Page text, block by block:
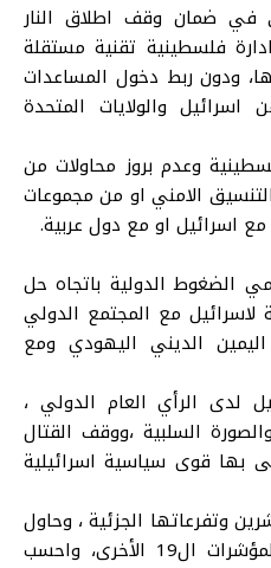
في ضمان وقف اطلاق النار
فلسطينية تقنية مستقلة
ودون ربط دخول المساعدات
والولايات المتحدة
وعدم بروز محاولات من
الامني او من مجموعات
اسرائيل او مع دول عربية.
الضغوط الدولية باتجاه حل
مع المجتمع الدولي
الديني اليهودي ومع
لدى الرأي العام الدولي ،
السلبية ،ووقف القتال
بها قوى سياسية اسرائيلية
وتفرعاتها الجزئية ، وحاول
فهم تأثير كل مؤشر على المؤشرات ال19 الأخرى، واحسب